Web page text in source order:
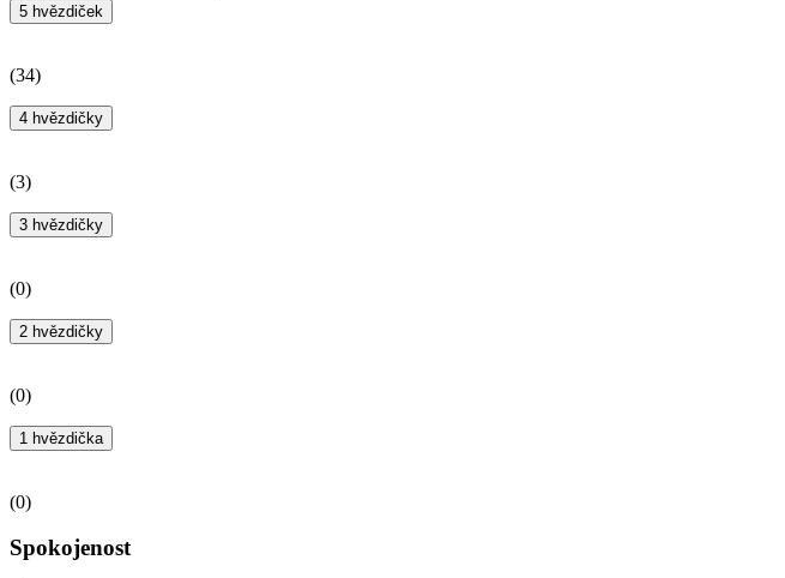
5 hvězdiček
(34)
4 hvězdičky
(3)
3 hvězdičky
(0)
2 hvězdičky
(0)
1 hvězdička
(0)
Spokojenost